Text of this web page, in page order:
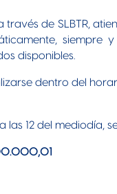
través de SLBTR,
siempre
disponibles.
dentro del
las 12 del mediodía,